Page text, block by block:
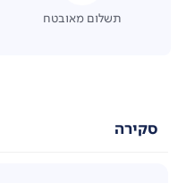
תשלום מאובטח
סקירה